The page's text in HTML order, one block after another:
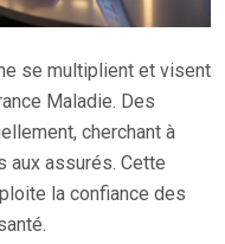
se multiplient et visent
Maladie. Des
cherchant à
assurés. Cette
la confiance des